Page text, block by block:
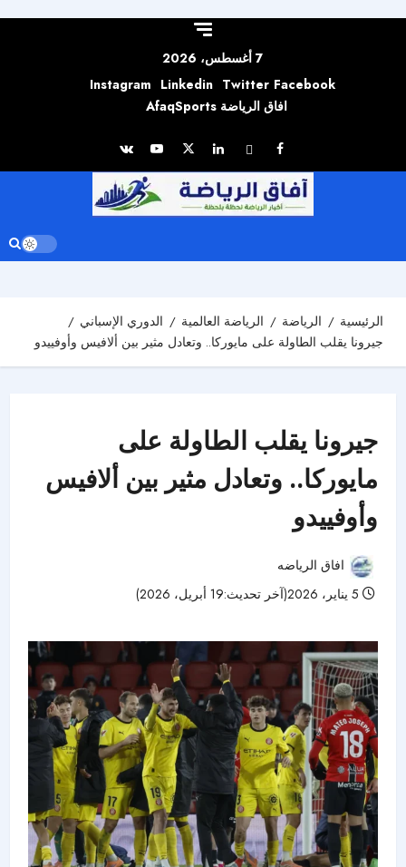
7 أغسطس، 2026
Facebook
Twitter
Linkedin
Instagram
افاق الرياضة AfaqSports
الرئيسية الرياضة الرياضة العالمية
الدوري الإسباني
جيرونا يقلب الطاولة على مايوركا.. وتعادل مثير بين ألافيس وأوفييدو
جيرونا يقلب الطاولة على
مايوركا.. وتعادل مثير بين ألافيس
وأوفييدو
افاق الرياضه